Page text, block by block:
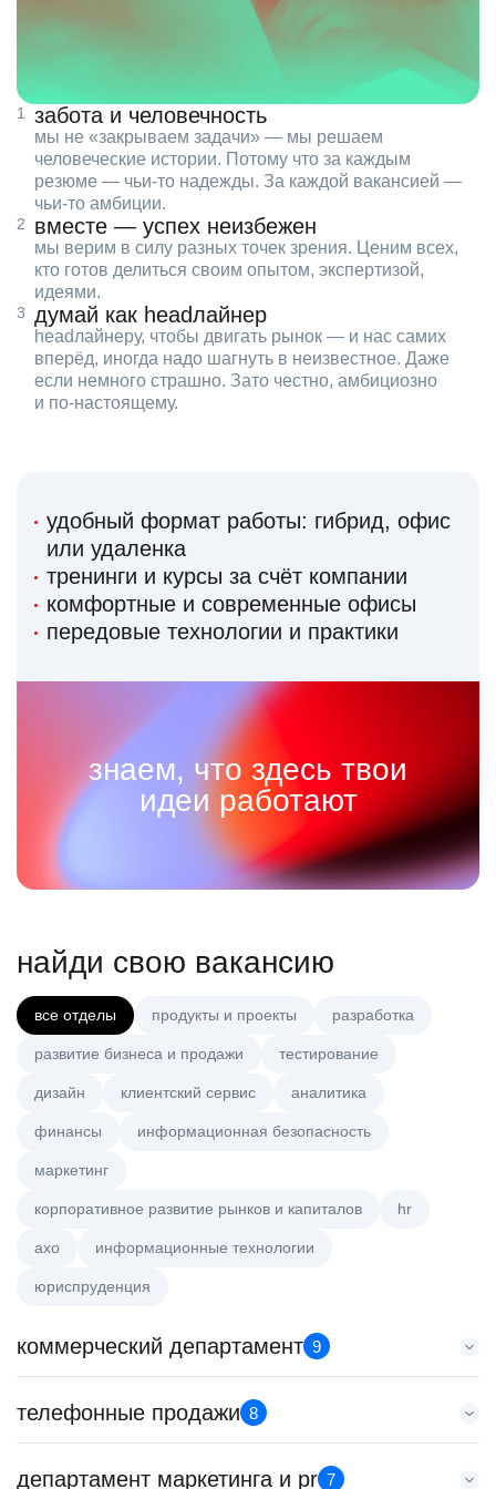
забота и человечность
мы не «закрываем задачи» — мы решаем
человеческие истории. Потому что за каждым
резюме — чьи‑то надежды. За каждой вакансией —
чьи‑то амбиции.
вместе — успех неизбежен
мы верим в силу разных точек зрения. Ценим всех,
кто готов делиться своим опытом, экспертизой,
идеями.
думай как headлайнер
headлайнеру, чтобы двигать рынок — и нас самих
вперёд, иногда надо шагнуть в неизвестное. Даже
если немного страшно. Зато честно, амбициозно
и по‑настоящему.
удобный формат работы: гибрид, офис
или удаленка
тренинги и курсы за счёт компании
комфортные и современные офисы
передовые технологии и практики
знаем, что здесь твои
идеи работают
найди свою вакансию
все отделы продукты и проекты разработка
развитие бизнеса и продажи тестирование
дизайн клиентский сервис аналитика
финансы информационная безопасность
маркетинг
корпоративное развитие рынков и капиталов hr
axo информационные технологии
юриспруденция
коммерческий департамент 9
Key Account Manager (EdTech)
HeadHunter::Коммерческий департамент
150000 ₽
телефонные продажи 8
департамент маркетинга и pr 7